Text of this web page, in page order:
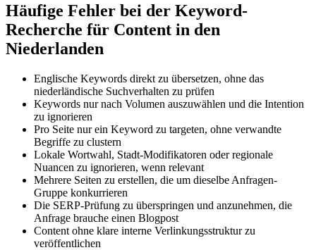
Häufige Fehler bei der Keyword-
Recherche für Content in den
Niederlanden
Englische Keywords direkt zu übersetzen, ohne das
niederländische Suchverhalten zu prüfen
Keywords nur nach Volumen auszuwählen und die Intention
zu ignorieren
Pro Seite nur ein Keyword zu targeten, ohne verwandte
Begriffe zu clustern
Lokale Wortwahl, Stadt-Modifikatoren oder regionale
Nuancen zu ignorieren, wenn relevant
Mehrere Seiten zu erstellen, die um dieselbe Anfragen-
Gruppe konkurrieren
Die SERP-Prüfung zu überspringen und anzunehmen, die
Anfrage brauche einen Blogpost
Content ohne klare interne Verlinkungsstruktur zu
veröffentlichen